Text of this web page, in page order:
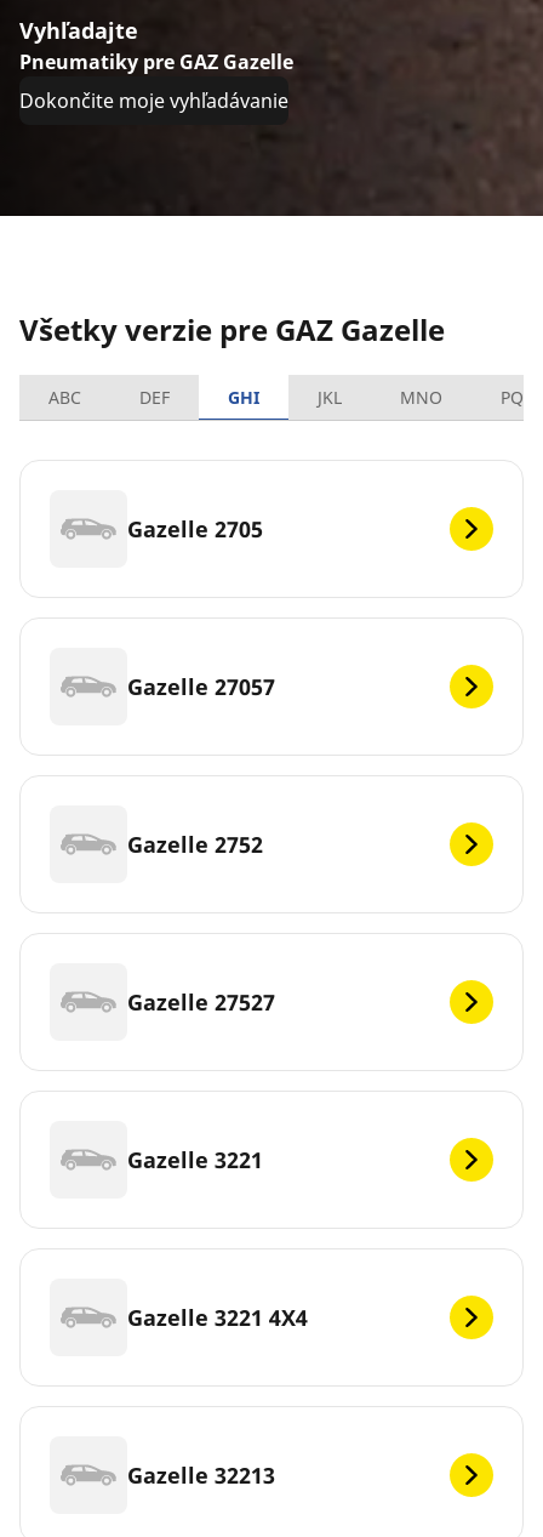
Vyhľadajte
Pneumatiky pre GAZ Gazelle
Dokončite moje vyhľadávanie
Všetky verzie pre GAZ Gazelle
ABC DEF GHI JKL MNO PQRS
Gazelle 2705
Gazelle 27057
Gazelle 2752
Gazelle 27527
Gazelle 3221
Gazelle 3221 4X4
Gazelle 32213